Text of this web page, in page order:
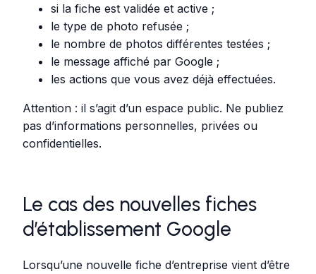
si la fiche est validée et active ;
le type de photo refusée ;
le nombre de photos différentes testées ;
le message affiché par Google ;
les actions que vous avez déjà effectuées.
Attention : il s’agit d’un espace public. Ne publiez
pas d’informations personnelles, privées ou
confidentielles.
Le cas des nouvelles fiches
d’établissement Google
Lorsqu’une nouvelle fiche d’entreprise vient d’être